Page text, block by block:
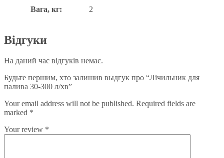
Вага, кг: 2
Відгуки
На даний час відгуків немає.
Будьте першим, хто залишив выдгук про “Лічильник для
палива 30-300 л/хв”
Your email address will not be published. Required fields are
marked *
Your review *